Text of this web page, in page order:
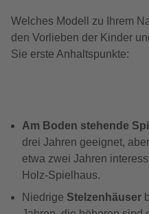
Welches Modell zu Ihrem
den Vorlieben der Kinder
Sie erste Anhaltspunkte:
Am Boden stehende
drei Jahren geeignet,
etwa zwei Jahren
Holz-Spielhaus.
Niedrige Stelzenhäuser